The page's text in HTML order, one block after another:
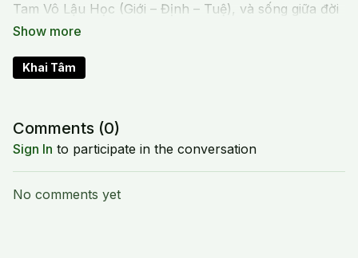
Tam Vô Lậu Học (Giới – Định – Tuệ), và sống giữa đời
với tâm không phân biệt. Cốt tủy ấy chính là sự dấn
bằng trí tuệ và lòng bi mẫn. Đây là lời nhắc nhở sâu
20240722 Mon_Cốt Tủy Tu Đạo Bồ Tát
Khai Tâm
Comments (0)
Sign In to participate in the conversation
No comments yet